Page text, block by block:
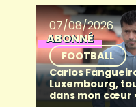
07/08/2026
ABONNÉ
FOOTBALL
Carlos
Luxembourg,
dans mon cœur